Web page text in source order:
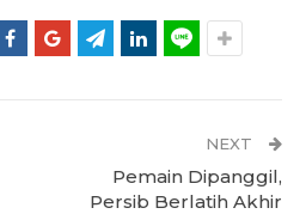
NEXT
Pemain Dipanggil,
Persib Berlatih Akhir